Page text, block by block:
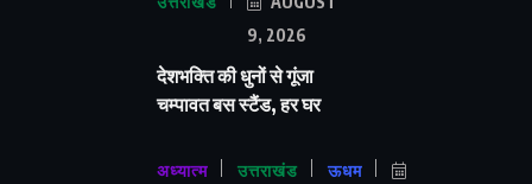
9, 2026
देशभक्ति की धुनों से गूंजा
चम्पावत बस स्टैंड, हर घर
अध्यात्म उत्तराखंड
ऊधम